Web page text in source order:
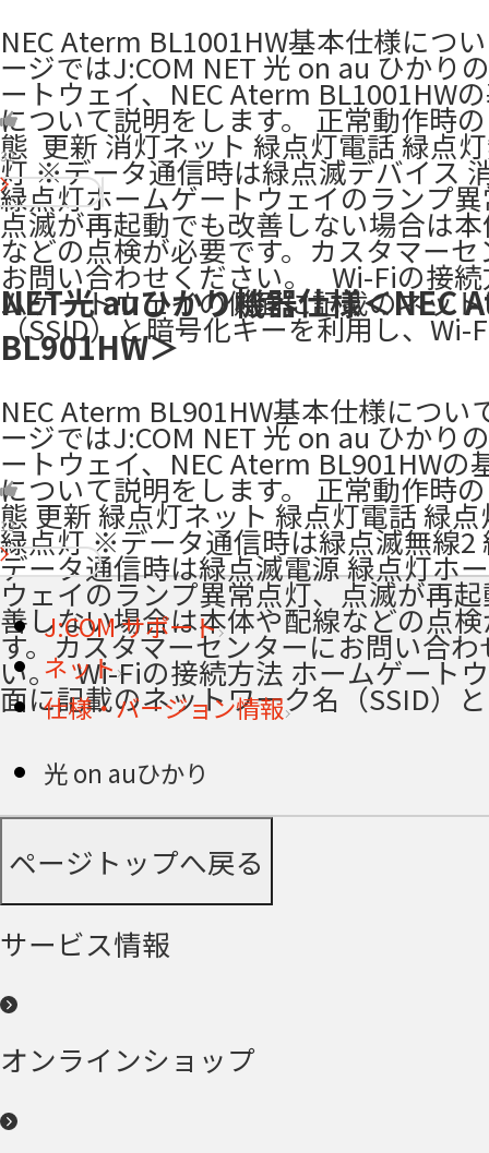
NEC Aterm BL1001HW基本仕様につ
ージではJ:COM NET 光 on au ひかり
ートウェイ、NEC Aterm BL1001HW
について説明をします。 正常動作時
態 ​​ 更新 消灯ネット 緑点灯電話 緑点
灯 ※データ通信時は緑点滅デバイス
緑点灯ホームゲートウェイのランプ
点滅が再起動でも改善しない場合は
などの点検が必要です。カスタマー
お問い合わせください。 ​ ​ Wi-Fiの接
ムゲートウェイの側面に記載のネッ
（SSID）と暗号化キーを利用し、Wi-
32
NET光 auひかり機器仕様＜NEC
BL901HW＞
NEC Aterm BL901HW基本仕様につい
ージではJ:COM NET 光 on au ひかり
ートウェイ、NEC Aterm BL901HWの
について説明をします。 正常動作時
態 更新 ​緑点灯ネット ​緑点灯電話 ​緑
緑点灯 ※データ通信時は緑点滅無線
データ通信時は緑点滅電源 ​緑点灯ホ
ウェイのランプ異常点灯、点滅が再
善しない場合は本体や配線などの点
す。カスタマーセンターにお問い合
い。 ​ ​ Wi-Fiの接続方法 ホームゲート
面に記載のネットワーク名（SSID）
13
J:COM サポート
ネット
仕様・バージョン情報
光 on auひかり
ページトップへ戻る
サービス情報
オンラインショップ